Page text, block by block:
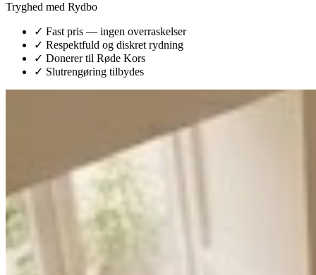
Tryghed med Rydbo
✓ Fast pris — ingen overraskelser
✓ Respektfuld og diskret rydning
✓ Donerer til Røde Kors
✓ Slutrengøring tilbydes